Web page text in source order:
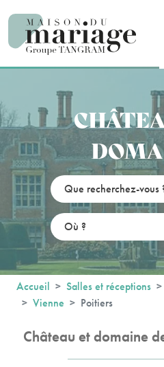
Accueil Salles et réceptions
Vienne
Poitiers
Château et domaine